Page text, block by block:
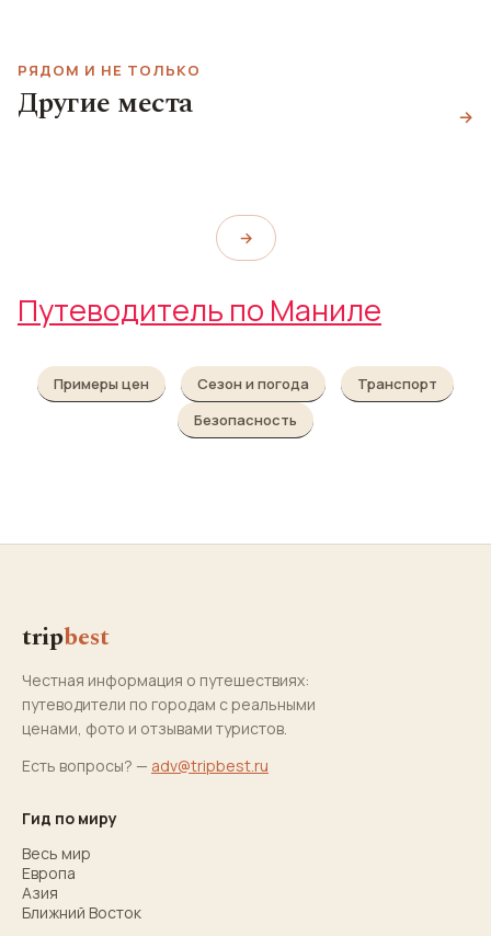
РЯДОМ И НЕ ТОЛЬКО
Другие места →
Музей Филиппин
National Museum of the
→
Путеводитель по Маниле
Примеры цен Сезон и погода
Транспорт
Безопасность
tripbest
Честная информация о путешествиях:
путеводители по городам с реальными
ценами, фото и отзывами туристов.
Есть вопросы? — adv@tripbest.ru
Гид по миру
Весь мир
Европа
Азия
Ближний Восток